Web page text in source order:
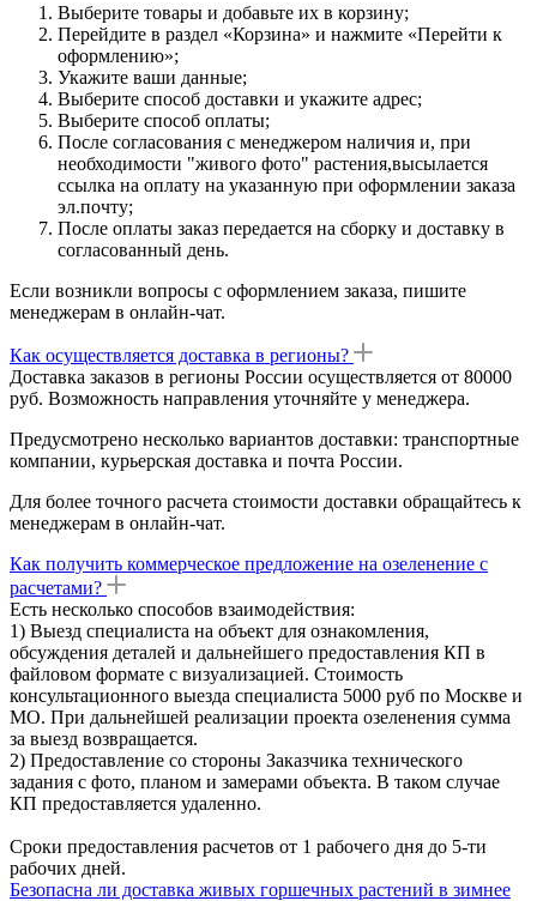
Выберите товары и добавьте их в корзину;
Перейдите в раздел «Корзина» и нажмите «Перейти к
оформлению»;
Укажите ваши данные;
Выберите способ доставки и укажите адрес;
Выберите способ оплаты;
После согласования с менеджером наличия и, при
необходимости "живого фото" растения,высылается
ссылка на оплату на указанную при оформлении заказа
эл.почту;
После оплаты заказ передается на сборку и доставку в
согласованный день.
Если возникли вопросы с оформлением заказа, пишите
менеджерам в онлайн-чат.
Как осуществляется доставка в регионы?
Доставка заказов в регионы России осуществляется от 80000
руб. Возможность направления уточняйте у менеджера.
Предусмотрено несколько вариантов доставки: транспортные
компании, курьерская доставка и почта России.
Для более точного расчета стоимости доставки обращайтесь к
менеджерам в онлайн-чат.
Как получить коммерческое предложение на озеленение с
расчетами?
Есть несколько способов взаимодействия:
1) Выезд специалиста на объект для ознакомления,
обсуждения деталей и дальнейшего предоставления КП в
файловом формате с визуализацией. Стоимость
консультационного выезда специалиста 5000 руб по Москве и
МО. При дальнейшей реализации проекта озеленения сумма
за выезд возвращается.
2) Предоставление со стороны Заказчика технического
задания с фото, планом и замерами объекта. В таком случае
КП предоставляется удаленно.
Сроки предоставления расчетов от 1 рабочего дня до 5-ти
рабочих дней.
Безопасна ли доставка живых горшечных растений в зимнее